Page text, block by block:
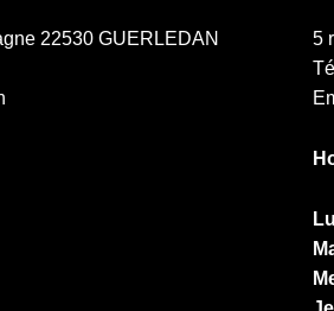
22530 GUERLEDAN
5